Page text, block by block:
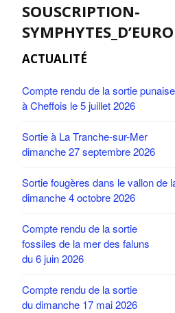
SOUSCRIPTION-
ACTUALITÉ
Compte rendu de la sortie
à Cheffois le 5 juillet 2026
Sortie à La Tranche-sur-Mer
dimanche 27 septembre 2026
Sortie fougères dans le vallon de
dimanche 4 octobre 2026
Compte rendu de la sortie
fossiles de la mer des faluns
du 6 juin 2026
Compte rendu de la sortie
du dimanche 17 mai 2026